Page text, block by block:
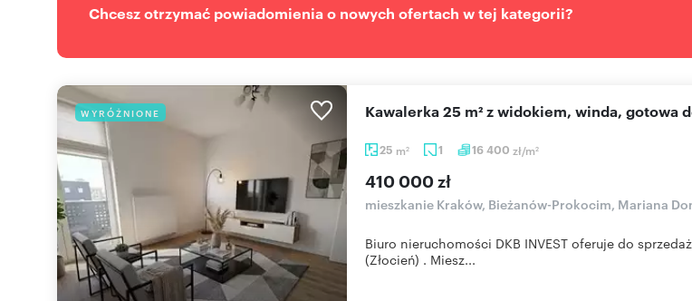
Chcesz otrzymać powiadomienia o nowych ofertach w tej kategorii?
WYRÓŻNIONE
25 m2 1 16 400 zł/m2
Kawalerka 25 m² z widokiem, winda, gotowa
410 000 zł
mieszkanie Kraków, Bieżanów-Prokocim, Mariana
Biuro nieruchomości DKB INVEST oferuje do
(Złocień) . Miesz...